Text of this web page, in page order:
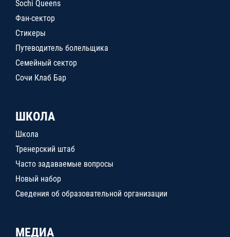
Sochi Queens
Фан-сектор
Стикеры
Путеводитель болельщика
Семейный сектор
Сочи Клаб Бар
ШКОЛА
Школа
Тренерский штаб
Часто задаваемые вопросы
Новый набор
Сведения об образовательной организации
МЕДИА